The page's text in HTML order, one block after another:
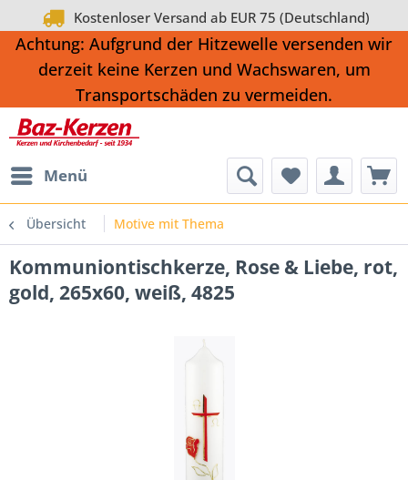
Kostenloser Versand ab EUR 75 (Deutschland)
Achtung: Aufgrund der Hitzewelle versenden wir
derzeit keine Kerzen und Wachswaren, um
Transportschäden zu vermeiden.
Menü
Übersicht Motive mit Thema
Kommuniontischkerze, Rose & Liebe, rot,
gold, 265x60, weiß, 4825